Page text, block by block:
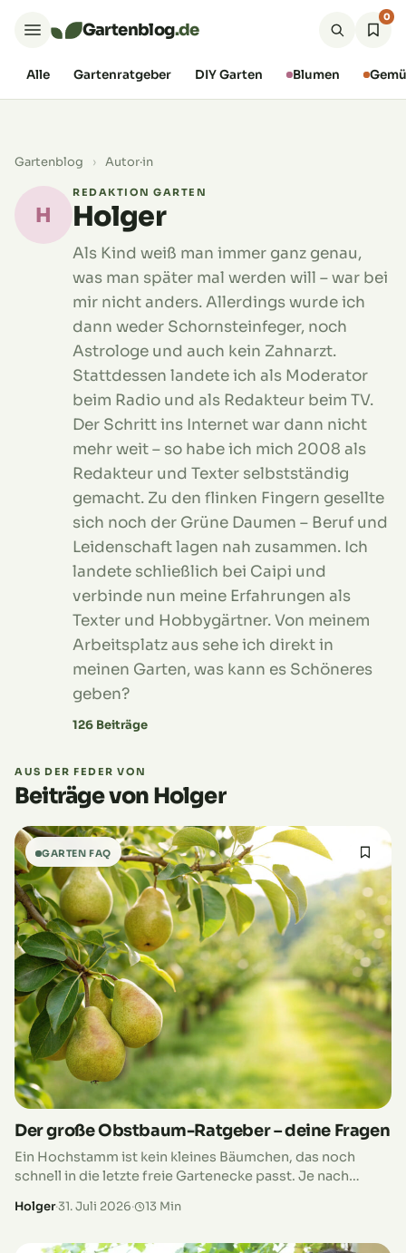
Gartenblog.de
0
Alle Gartenratgeber DIY Garten Blumen
Gartenblog › Autor·in
H
REDAKTION GARTEN
Holger
Als Kind weiß man immer ganz genau,
was man später mal werden will – war bei
mir nicht anders. Allerdings wurde ich
dann weder Schornsteinfeger, noch
Astrologe und auch kein Zahnarzt.
Stattdessen landete ich als Moderator
beim Radio und als Redakteur beim TV.
Der Schritt ins Internet war dann nicht
mehr weit – so habe ich mich 2008 als
Redakteur und Texter selbstständig
gemacht. Zu den flinken Fingern gesellte
sich noch der Grüne Daumen – Beruf und
Leidenschaft lagen nah zusammen. Ich
landete schließlich bei Caipi und
verbinde nun meine Erfahrungen als
Texter und Hobbygärtner. Von meinem
Arbeitsplatz aus sehe ich direkt in
meinen Garten, was kann es Schöneres
geben?
126 Beiträge
AUS DER FEDER VON
Beiträge von Holger
GARTEN FAQ
Der große Obstbaum-Ratgeber – deine Fragen
Ein Hochstamm ist kein kleines Bäumchen, das noch
schnell in die letzte freie Gartenecke passt. Je nach
Durchmesser von sechs…
Holger·31. Juli 2026· 13 Min